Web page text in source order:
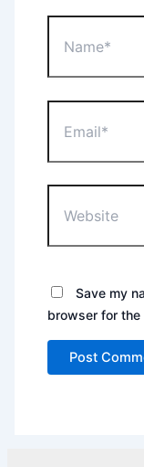
Save my
browser for the